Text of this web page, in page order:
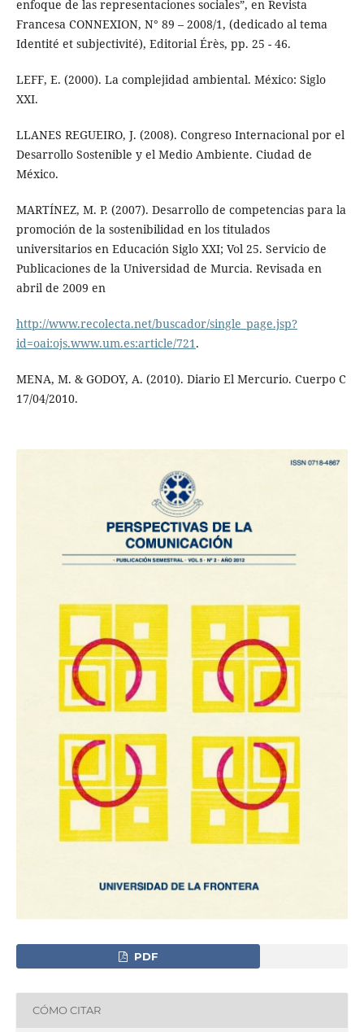
enfoque de las representaciones sociales”, en Revista
Francesa CONNEXION, N° 89 – 2008/1, (dedicado al tema
Identité et subjectivité), Editorial Érès, pp. 25 - 46.
LEFF, E. (2000). La complejidad ambiental. México: Siglo
XXI.
LLANES REGUEIRO, J. (2008). Congreso Internacional por el
Desarrollo Sostenible y el Medio Ambiente. Ciudad de
México.
MARTÍNEZ, M. P. (2007). Desarrollo de competencias para la
promoción de la sostenibilidad en los titulados
universitarios en Educación Siglo XXI; Vol 25. Servicio de
Publicaciones de la Universidad de Murcia. Revisada en
abril de 2009 en
http://www.recolecta.net/buscador/single_page.jsp?
id=oai:ojs.www.um.es:article/721.
MENA, M. & GODOY, A. (2010). Diario El Mercurio. Cuerpo C
17/04/2010.
PDF
CÓMO CITAR